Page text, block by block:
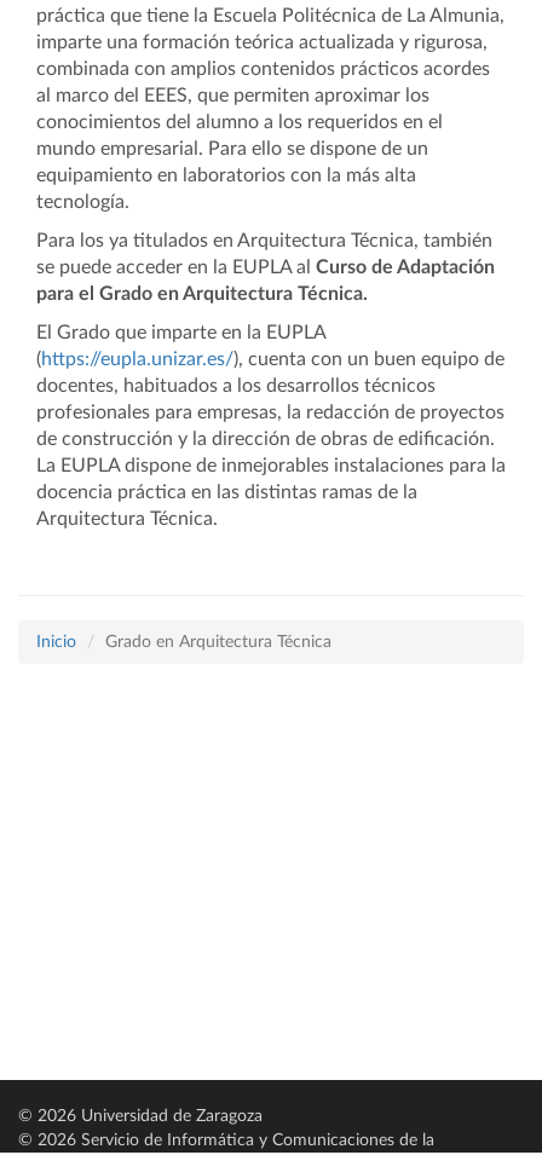
práctica que tiene la Escuela Politécnica de La Almunia,
imparte una formación teórica actualizada y rigurosa,
combinada con amplios contenidos prácticos acordes
al marco del EEES, que permiten aproximar los
conocimientos del alumno a los requeridos en el
mundo empresarial. Para ello se dispone de un
equipamiento en laboratorios con la más alta
tecnología.
Para los ya titulados en Arquitectura Técnica, también
se puede acceder en la EUPLA al Curso de Adaptación
para el Grado en Arquitectura Técnica.
El Grado que imparte en la EUPLA
(https://eupla.unizar.es/), cuenta con un buen equipo de
docentes, habituados a los desarrollos técnicos
profesionales para empresas, la redacción de proyectos
de construcción y la dirección de obras de edificación.
La EUPLA dispone de inmejorables instalaciones para la
docencia práctica en las distintas ramas de la
Arquitectura Técnica.
Inicio Grado en Arquitectura Técnica
© 2026 Universidad de Zaragoza
© 2026 Servicio de Informática y Comunicaciones de la